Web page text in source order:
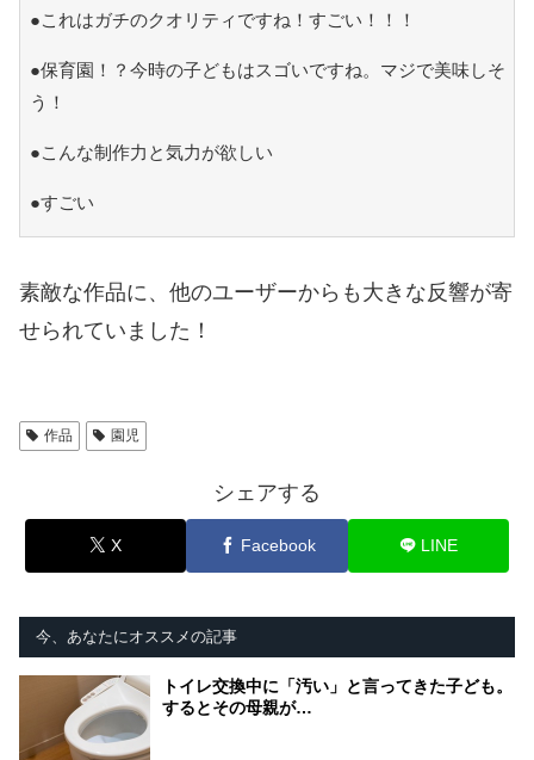
●これはガチのクオリティですね！すごい！！！
●保育園！？今時の子どもはスゴいですね。マジで美味しそ
う！
●こんな制作力と気力が欲しい
●すごい
素敵な作品に、他のユーザーからも大きな反響が寄
せられていました！
作品 園児
シェアする
X Facebook LINE
今、あなたにオススメの記事
トイレ交換中に「汚い」と言ってきた子ども。
するとその母親が…